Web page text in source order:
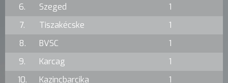
6.
Szeged
1
7.
Tiszakécske
1
8.
BVSC
1
9.
Karcag
1
10.
Kazincbarcika 1